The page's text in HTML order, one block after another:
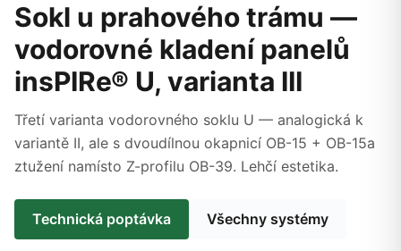
Sokl u prahového trámu —
vodorovné kladení panelů
insPIRe® U, varianta III
Třetí varianta vodorovného soklu U — analogická k
variantě II, ale s dvoudílnou okapnicí OB-15 + OB-15a
ztužení namísto Z-profilu OB-39. Lehčí estetika.
Technická poptávka Všechny systémy